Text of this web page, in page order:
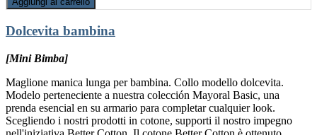
Dolcevita bambina
[Mini Bimba]
Maglione manica lunga per bambina. Collo modello dolcevita.
Modelo perteneciente a nuestra colección Mayoral Basic, una
prenda esencial en su armario para completar cualquier look.
Scegliendo i nostri prodotti in cotone, supporti il nostro impegno